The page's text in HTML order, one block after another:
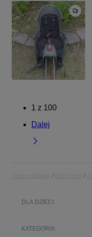
1 z 100
Dalej
DLA DZIECI
KATEGORIA